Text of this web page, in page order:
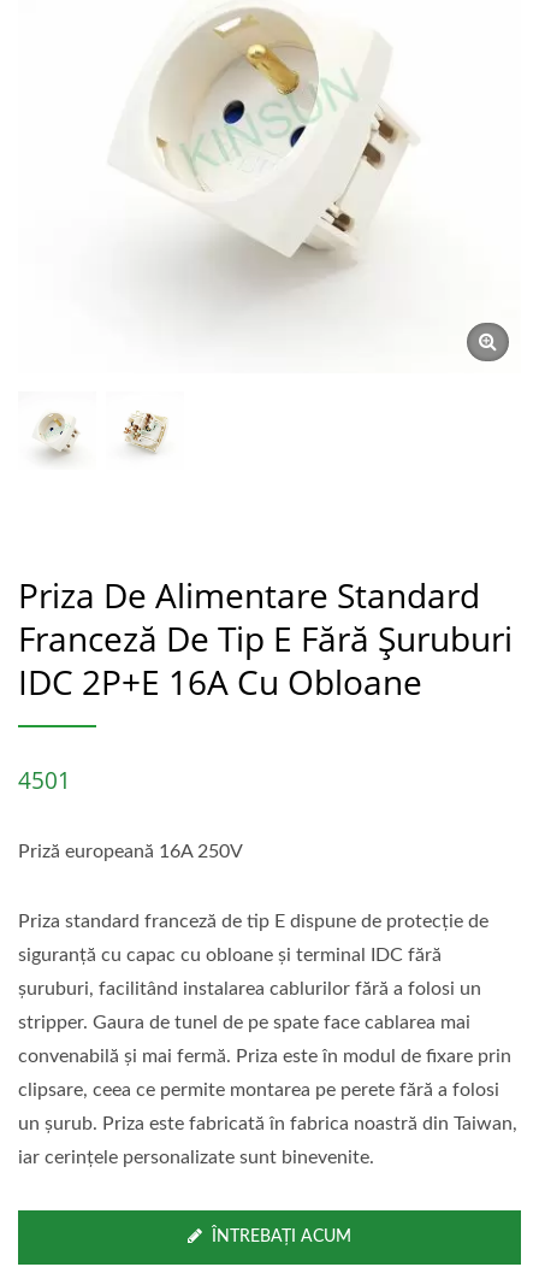
Priza De Alimentare Standard
Franceză De Tip E Fără Șuruburi
IDC 2P+E 16A Cu Obloane
4501
Priză europeană 16A 250V
Priza standard franceză de tip E dispune de protecție de
siguranță cu capac cu obloane și terminal IDC fără
șuruburi, facilitând instalarea cablurilor fără a folosi un
stripper. Gaura de tunel de pe spate face cablarea mai
convenabilă și mai fermă. Priza este în modul de fixare prin
clipsare, ceea ce permite montarea pe perete fără a folosi
un șurub. Priza este fabricată în fabrica noastră din Taiwan,
iar cerințele personalizate sunt binevenite.
ÎNTREBAȚI ACUM